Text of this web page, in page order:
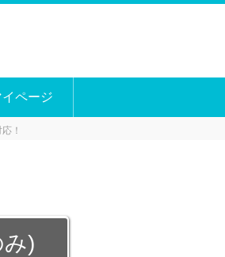
ページ
！
)